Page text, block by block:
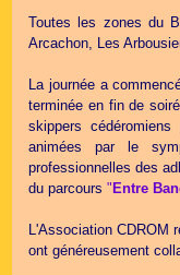
Toutes les zones du
Arcachon, Les
La journée a
terminée en fin de
skippers
animées par le
professionnelles des
du parcours" Entre
L'Association CDROM
ont généreusement